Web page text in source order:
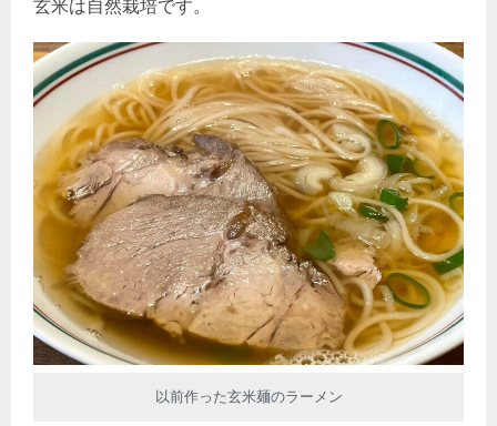
玄米は自然栽培です。
以前作った玄米麺のラーメン